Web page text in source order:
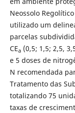
Neossolo
utilizado um
parcelas
CEa(0,5; 1,5; 2,5,
e 5 doses de
N recomendada
Tratamento das
totalizando 75
taxas de